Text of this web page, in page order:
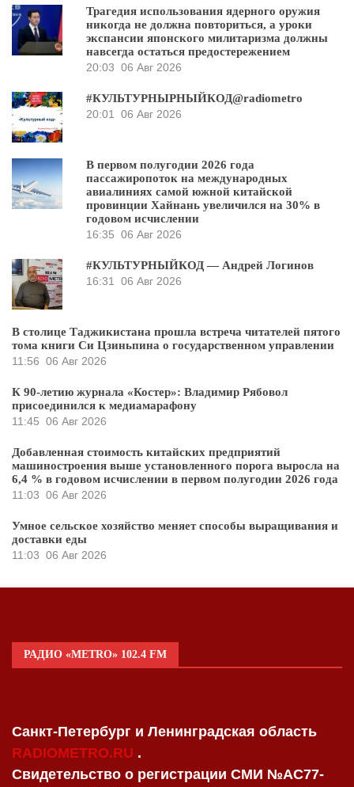
Трагедия использования ядерного оружия
никогда не должна повториться, а уроки
экспансии японского милитаризма должны
навсегда остаться предостережением
20:03 06 Авг 2026
#КУЛЬТУРНЫРНЫЙКОД@radiometro
20:01
06 Авг 2026
В первом полугодии 2026 года
пассажиропоток на международных
авиалиниях самой южной китайской
провинции Хайнань увеличился на 30% в
годовом исчислении
16:35 06 Авг 2026
#КУЛЬТУРНЫЙКОД — Андрей Логинов
16:31
06 Авг 2026
В столице Таджикистана прошла встреча читателей пятого
тома книги Си Цзиньпина о государственном управлении
11:56 06 Авг 2026
К 90-летию журнала «Костер»: Владимир Рябовол
присоединился к медиамарафону
11:45 06 Авг 2026
Добавленная стоимость китайских предприятий
машиностроения выше установленного порога выросла на
6,4 % в годовом исчислении в первом полугодии 2026 года
11:03 06 Авг 2026
Умное сельское хозяйство меняет способы выращивания и
доставки еды
11:03 06 Авг 2026
РАДИО «METRO» 102.4 FM
Санкт-Петербург и Ленинградская область
RADIOMETRO.RU .
Свидетельство о регистрации СМИ №AC77-